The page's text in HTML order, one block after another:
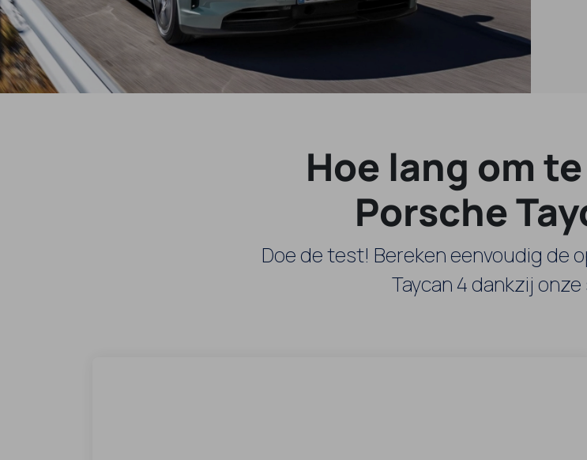
Hoe lang om
Porsche
Doe de test! Bereken eenvoudig de
Taycan 4 dankzij